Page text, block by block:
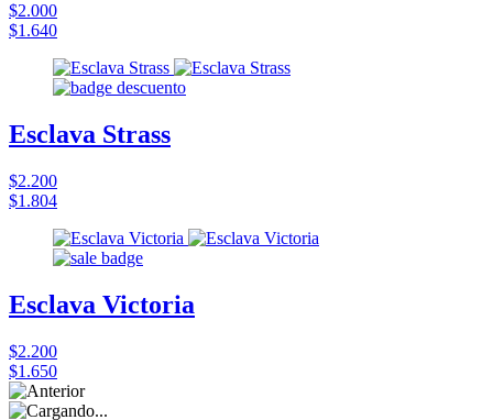
$2.000
$1.640
Esclava Strass
$2.200
$1.804
Esclava Victoria
$2.200
$1.650